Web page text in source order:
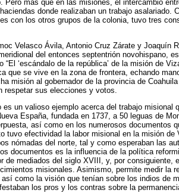
Pero más que en las misiones, el intercambio
donde realizaban un trabajo asalariado.
con los otros grupos de la colonia, tuvo tres
Velasco Ávila, Antonio Cruz Zárate y Joaquín
del entonces septentrión novohispano,
“El ‘escándalo de la república’ de la misión de
que se vive en la zona de frontera, echando
misión al gobernador de la provincia de
respetar sus elecciones y votos.
es un valioso ejemplo acerca del trabajo misional
España, fundada en 1737, a 50 leguas de
así como en los numerosos documentos
tuvo efectividad la labor misional en la misión
nómadas del norte, tal y como esperaban las
documentos es la influencia de la política
de mediados del siglo XVIII, y, por consiguiente,
misionales. Asimismo, permite medir la
como la visión que tenían sobre los indios de
los pros y los contras sobre la